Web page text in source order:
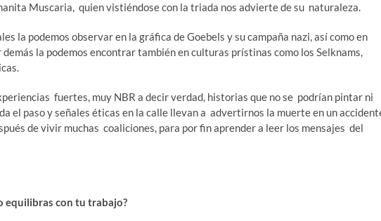
Muscaria, quien vistiéndose con la triada nos advierte de su naturaleza.
la podemos observar en la gráfica de Goebels y su campaña nazi, así como en
la podemos encontrar también en culturas prístinas como los Selknams,
fuertes, muy NBR a decir verdad, historias que no se podrían pintar ni
el paso y señales éticas en la calle llevan a advertirnos la muerte en un
de vivir muchas coaliciones, para por fin aprender a leer los mensajes del
equilibras con tu trabajo?